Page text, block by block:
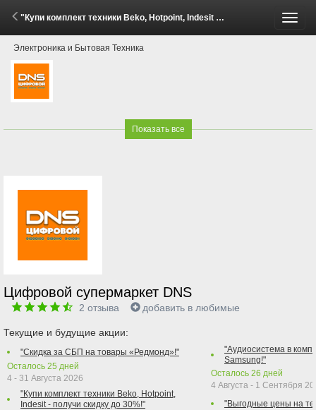
"Купи комплект техники Beko, Hotpoint, Indesit - получи скидку до 30%!" (7 Апреля - 1 Июня 2026)
Электроника и Бытовая Техника
Показать все
Цифровой супермаркет DNS
2 отзыва добавить в любимые
Текущие и будущие акции:
"Скидка за СБП на товары «Редмонд»!"
Осталось 25 дней
4 - 31 Августа 2026
"Купи комплект техники Beko, Hotpoint,
Indesit - получи скидку до 30%!"
"Аудиосистема в
Samsung!"
Осталось 26 дней
4 Августа - 1 Сентября
"Выгодные цены на